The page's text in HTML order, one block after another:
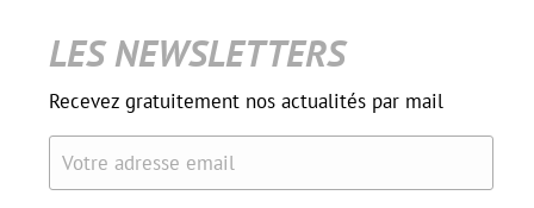
LES NEWSLETTERS
Recevez gratuitement nos actualités par mail
Votre adresse email